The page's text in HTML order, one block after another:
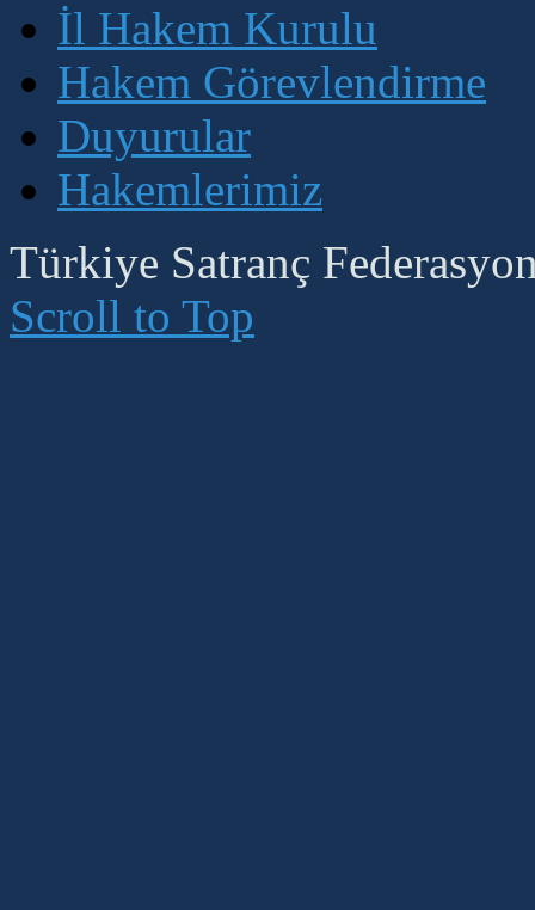
İl Hakem Kurulu
Hakem Görevlendirme
Duyurular
Hakemlerimiz
Türkiye Satranç
Scroll to Top